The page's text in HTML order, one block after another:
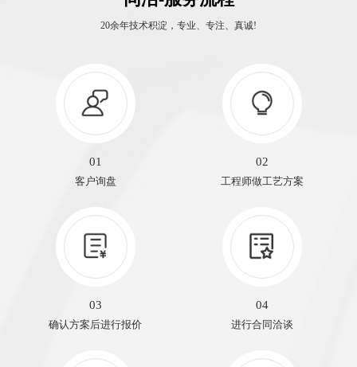
20余年技术积淀，专业、专注、真诚!
01
客户询盘
02
工程师做工艺方案
03
确认方案后进行报价
04
进行合同洽谈